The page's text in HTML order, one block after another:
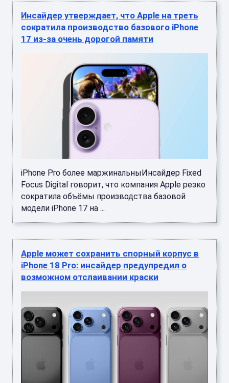
Инсайдер утверждает, что Apple на треть
сократила производство базового iPhone
17 из-за очень дорогой памяти
iPhone Pro более маржинальныИнсайдер Fixed
Focus Digital говорит, что компания Apple резко
сократила объёмы производства базовой
модели iPhone 17 на ...
Apple может сохранить спорный корпус в
iPhone 18 Pro: инсайдер предупредил о
возможном отслаивании краски